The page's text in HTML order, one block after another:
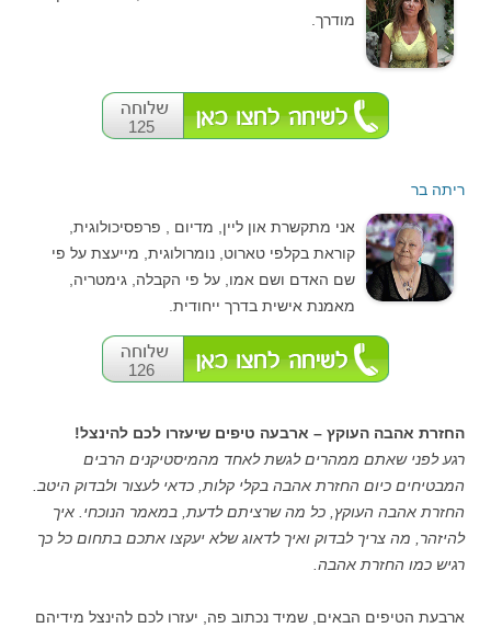
מודרך.
125
ריתה בר
אני מתקשרת און ליין, מדיום , פרפסיכולוגית,
קוראת בקלפי טארוט, נומרולוגית, מייעצת על פי
שם האדם ושם אמו, על פי הקבלה, גימטריה,
מאמנת אישית בדרך ייחודית.
126
החזרת אהבה העוקץ – ארבעה טיפים שיעזרו לכם להינצל!
רגע לפני שאתם ממהרים לגשת לאחד מהמיסטיקנים הרבים
המבטיחים כיום החזרת אהבה בקלי קלות, כדאי לעצור ולבדוק היטב.
החזרת אהבה העוקץ, כל מה שרציתם לדעת, במאמר הנוכחי. איך
להיזהר, מה צריך לבדוק ואיך לדאוג שלא יעקצו אתכם בתחום כל כך
רגיש כמו החזרת אהבה.
ארבעת הטיפים הבאים, שמיד נכתוב פה, יעזרו לכם להינצל מידיהם